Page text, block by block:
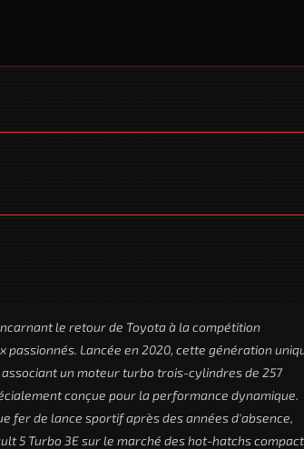
le retour de Toyota à la compétition
Lancée en 2020, cette génération
un moteur turbo trois-cylindres de 257
conçue pour la performance dynamique.
fer de lance sportif après des années d'absence,
5 Turbo 3E sur le marché des hot-hatchs